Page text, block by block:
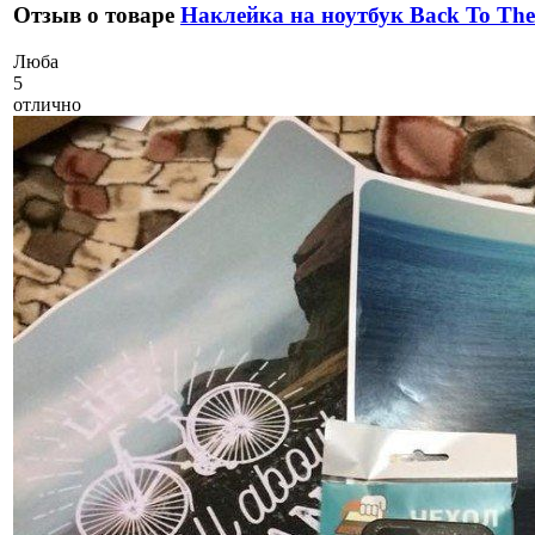
Отзыв о товаре Наклейка на ноутбук Back To
Люба
5
отлично